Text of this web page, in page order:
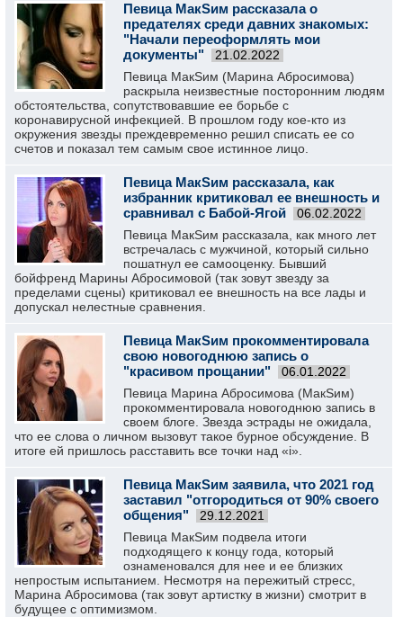
Певица МакSим рассказала о
предателях среди давних знакомых:
"Начали переоформлять мои
документы"
21.02.2022
Певица МакSим (Марина Абросимова)
раскрыла неизвестные посторонним людям
обстоятельства, сопутствовавшие ее борьбе с
коронавирусной инфекцией. В прошлом году кое-кто из
окружения звезды преждевременно решил списать ее со
счетов и показал тем самым свое истинное лицо.
Певица МакSим рассказала, как
избранник критиковал ее внешность и
сравнивал с Бабой-Ягой
06.02.2022
Певица МакSим рассказала, как много лет
встречалась с мужчиной, который сильно
пошатнул ее самооценку. Бывший
бойфренд Марины Абросимовой (так зовут звезду за
пределами сцены) критиковал ее внешность на все лады и
допускал нелестные сравнения.
Певица МакSим прокомментировала
свою новогоднюю запись о
"красивом прощании"
06.01.2022
Певица Марина Абросимова (МакSим)
прокомментировала новогоднюю запись в
своем блоге. Звезда эстрады не ожидала,
что ее слова о личном вызовут такое бурное обсуждение. В
итоге ей пришлось расставить все точки над «i».
Певица МакSим заявила, что 2021 год
заставил "отгородиться от 90% своего
общения"
29.12.2021
Певица МакSим подвела итоги
подходящего к концу года, который
ознаменовался для нее и ее близких
непростым испытанием. Несмотря на пережитый стресс,
Марина Абросимова (так зовут артистку в жизни) смотрит в
будущее с оптимизмом.